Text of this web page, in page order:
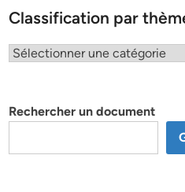
Classification par
Classification
Rechercher un document